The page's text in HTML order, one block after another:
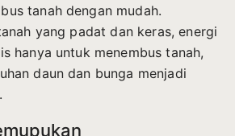
tanah dengan mudah.
yang padat dan keras, energi
hanya untuk menembus tanah,
daun dan bunga menjadi